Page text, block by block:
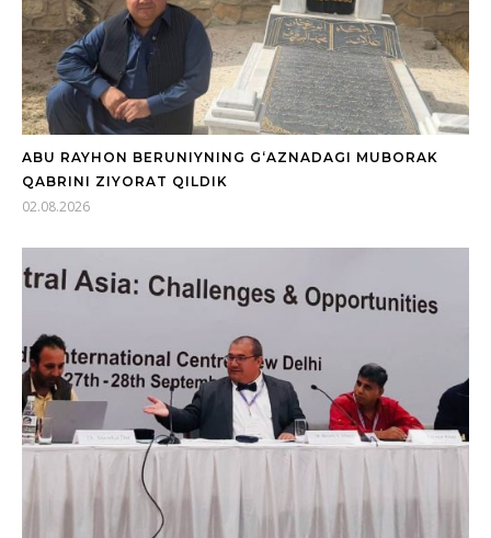
ABU RAYHON BERUNIYNING G‘AZNADAGI MUBORAK
QABRINI ZIYORAT QILDIK
02.08.2026